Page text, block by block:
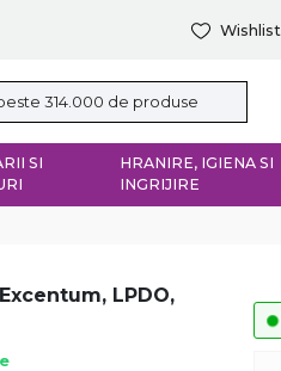
Wishlist
SI
HRANIRE, IGIENA SI
INGRIJIRE
LPDO,